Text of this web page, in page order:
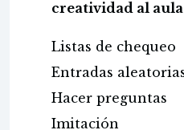
creatividad al aula
Listas de chequeo
Entradas
Hacer preguntas
Imitación